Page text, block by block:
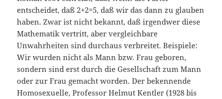
entscheidet, daß 2+2=5, daß wir das dann zu glauben
haben. Zwar ist nicht bekannt, daß irgendwer diese
Mathematik vertritt, aber vergleichbare
Unwahrheiten sind durchaus verbreitet. Beispiele:
Wir wurden nicht als Mann bzw. Frau geboren,
sondern sind erst durch die Gesellschaft zum Mann
oder zur Frau gemacht worden. Der bekennende
Homosexuelle, Professor Hel­mut Kentler (1928 bis